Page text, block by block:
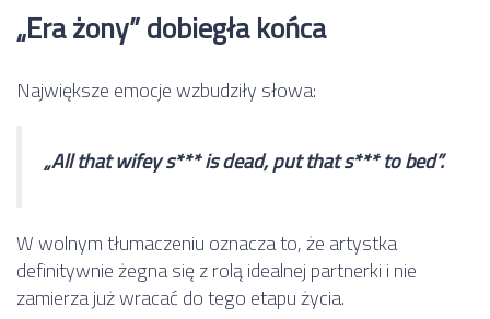
„Era żony” dobiegła końca
Największe emocje wzbudziły słowa:
„All that wifey s*** is dead, put that s*** to bed”.
W wolnym tłumaczeniu oznacza to, że artystka
definitywnie żegna się z rolą idealnej partnerki i nie
zamierza już wracać do tego etapu życia.